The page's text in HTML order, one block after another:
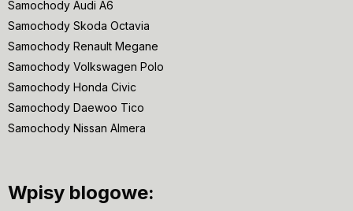
Samochody Audi A6
Samochody Skoda Octavia
Samochody Renault Megane
Samochody Volkswagen Polo
Samochody Honda Civic
Samochody Daewoo Tico
Samochody Nissan Almera
Wpisy blogowe: